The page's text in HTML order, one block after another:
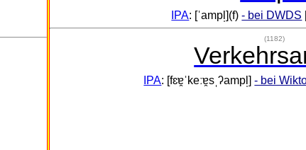
IPA: [ˈampl̩](f) - bei DWDS
(1182)
IPA: [fɛɐ̯ˈkeːɐ̯sˌʔampl̩] - bei